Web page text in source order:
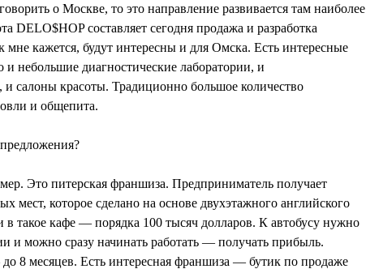
о Москве, то это направление развивается там наиболее
DELO$HOP составляет сегодня продажа и разработка
кажется, будут интересны и для Омска. Есть интересные
небольшие диагностические лаборатории, и
и салоны красоты. Традиционно большое количество
и общепита.
Это питерская франшиза. Предприниматель получает
мест, которое сделано на основе двухэтажного английского
такое кафе — порядка 100 тысяч долларов. К автобусу нужно
и можно сразу начинать работать — получать прибыль.
8 месяцев. Есть интересная франшиза — бутик по продаже